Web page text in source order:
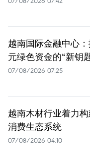
越南国际金融中心
元绿色资金的“新钥
07/08/2026 07:25
越南木材行业着力
消费生态系统
07/08/2026 04:10